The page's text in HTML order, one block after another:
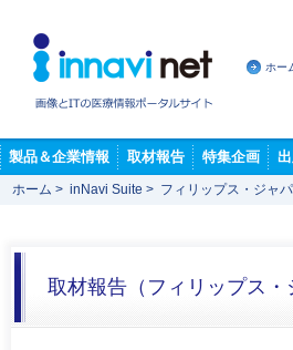
ホー
製品＆企業情報 取材報告 特集企画
ホーム > inNavi Suite > フィリップス・ジャ
取材報告（フィリップス・